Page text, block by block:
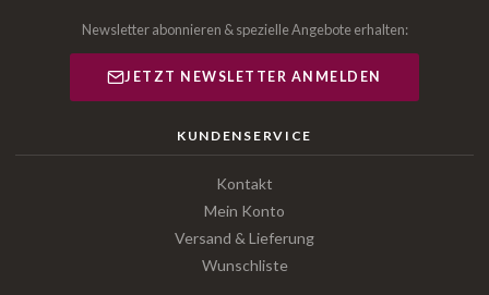
Newsletter abonnieren & spezielle Angebote erhalten:
JETZT NEWSLETTER ANMELDEN
KUNDENSERVICE
Kontakt
Mein Konto
Versand & Lieferung
Wunschliste